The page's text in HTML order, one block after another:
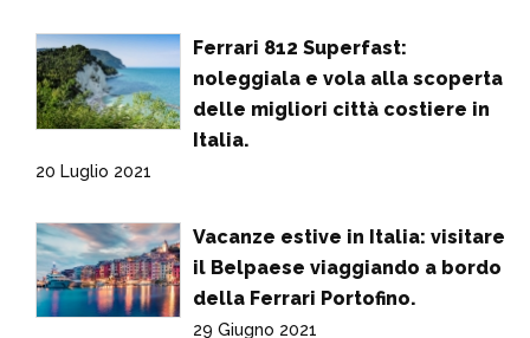
Ferrari 812 Superfast:
noleggiala e vola alla scoperta
delle migliori città costiere in
Italia.
20 Luglio 2021
Vacanze estive in Italia: visitare
il Belpaese viaggiando a bordo
della Ferrari Portofino.
29 Giugno 2021